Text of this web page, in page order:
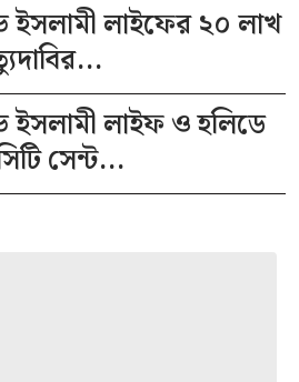
ইসলামী লাইফের ২০ লাখ
ইসলামী লাইফ ও হলিডে
সেন্ট...